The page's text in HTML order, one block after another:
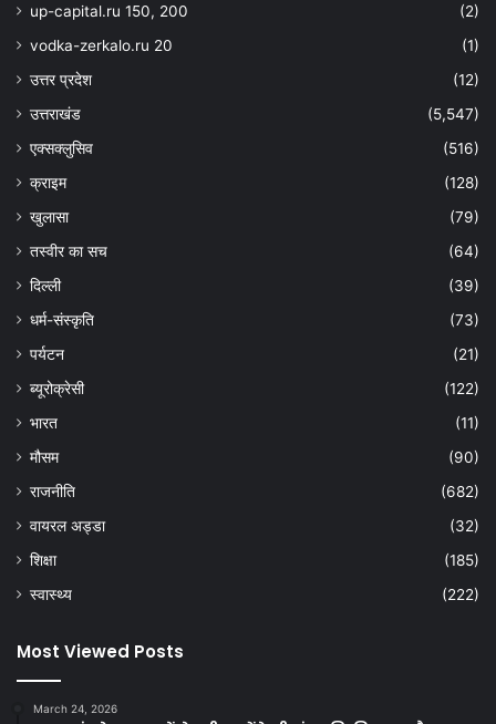
up-capital.ru 150, 200
(2)
vodka-zerkalo.ru 20
(1)
उत्तर प्रदेश
(12)
उत्तराखंड
(5,547)
एक्सक्लुसिव
(516)
क्राइम
(128)
खुलासा
(79)
तस्वीर का सच
(64)
दिल्ली
(39)
धर्म-संस्कृति
(73)
पर्यटन
(21)
ब्यूरोक्रेसी
(122)
भारत
(11)
मौसम
(90)
राजनीति
(682)
वायरल अड्डा
(32)
शिक्षा
(185)
स्वास्थ्य
(222)
Most Viewed Posts
March 24, 2026